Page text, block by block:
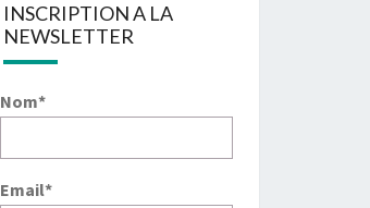
INSCRIPTION A LA
NEWSLETTER
Nom*
Email*